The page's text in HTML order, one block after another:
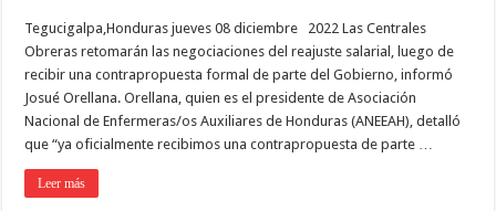
Tegucigalpa,Honduras jueves 08 diciembre 2022 Las Centrales
Obreras retomarán las negociaciones del reajuste salarial, luego de
recibir una contrapropuesta formal de parte del Gobierno, informó
Josué Orellana. Orellana, quien es el presidente de Asociación
Nacional de Enfermeras/os Auxiliares de Honduras (ANEEAH), detalló
que “ya oficialmente recibimos una contrapropuesta de parte …
Leer más